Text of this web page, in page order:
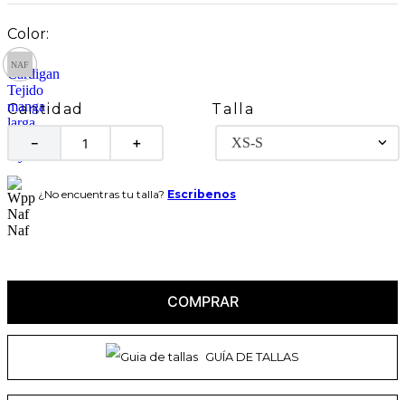
Cantidad
＋
－
Talla
XS-S
¿No encuentras tu talla? Escribenos
COMPRAR
GUÍA DE TALLAS